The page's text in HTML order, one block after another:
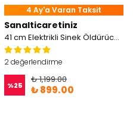
4 Ay'a Varan Taksit
Sanalticaretiniz
41 cm Elektrikli Sinek Öldürücü 6W UV Işıklı Çift Tüplü
2 değerlendirme
%25
₺ 1,199.00
₺ 899.00